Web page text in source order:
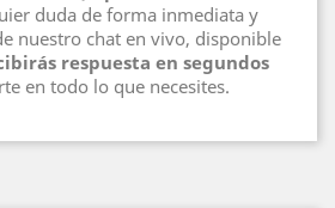
duda de forma inmediata y
nuestro chat en vivo, disponible
respuesta en segundos
en todo lo que necesites.